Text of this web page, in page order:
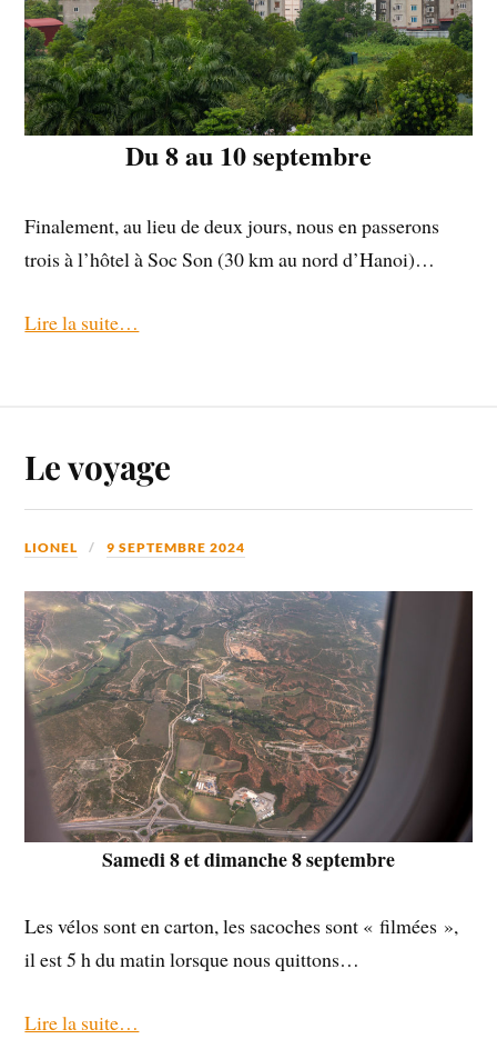
Du 8 au 10 septembre
Finalement, au lieu de deux jours, nous en passerons
trois à l’hôtel à Soc Son (30 km au nord d’Hanoi)…
Lire la suite…
Le voyage
LIONEL 9 SEPTEMBRE 2024
Samedi 8 et dimanche 8 septembre
Les vélos sont en carton, les sacoches sont « filmées »,
il est 5 h du matin lorsque nous quittons…
Lire la suite…